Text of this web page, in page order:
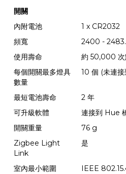
開關
內附電池
1 x CR2032
頻寬
2400 -
使用壽命
約 50,000 次
每個開關最多燈具
數量
10 個 (未連
最短電池壽命
2 年
可升級軟體
連接到 Hue
開關重量
76 g
Zigbee Light
Link
是
室內最小範圍
IEEE